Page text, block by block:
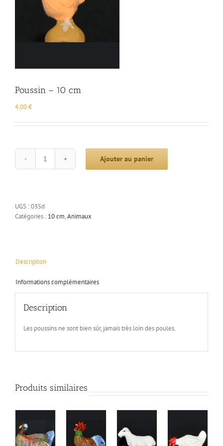
Poussin – 10 cm
4,00€
quantité
cm
Ajouter au panier
UGS :035d
Catégories : 10 cm,Animaux
Description
Informations complémentaires
Description
Les poussins ne sont bien sûr, jamais très loin des poules.
Produits similaires